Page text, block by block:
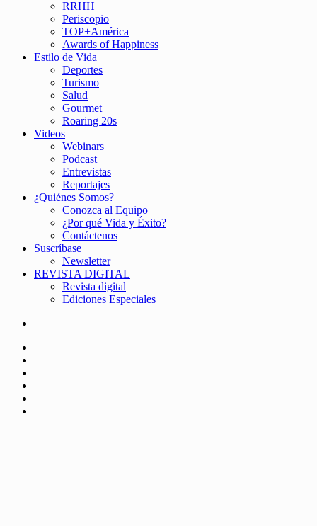
RRHH
Periscopio
TOP+América
Awards of Happiness
Estilo de Vida
Deportes
Turismo
Salud
Gourmet
Roaring 20s
Videos
Webinars
Podcast
Entrevistas
Reportajes
¿Quiénes Somos?
Conozca al Equipo
¿Por qué Vida y Éxito?
Contáctenos
Suscríbase
Newsletter
REVISTA DIGITAL
Revista digital
Ediciones Especiales